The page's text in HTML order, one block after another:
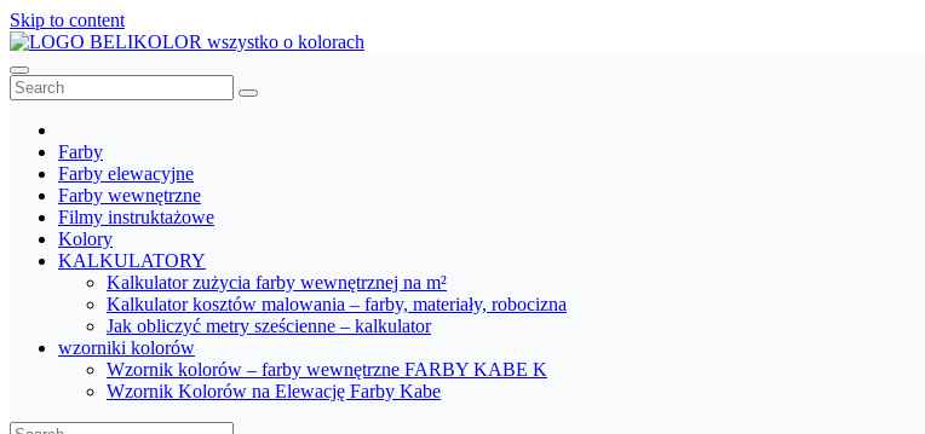
Skip to content
BELIKOLOR
Wszystko o kolorach
Farby
Farby elewacyjne
Farby wewnętrzne
Filmy instruktażowe
Kolory
KALKULATORY
Kalkulator zużycia farby wewnętrznej na m²
Kalkulator kosztów malowania – farby, materiały, robocizna
Jak obliczyć metry sześcienne – kalkulator
wzorniki kolorów
Wzornik kolorów – farby wewnętrzne FARBY KABE K
Wzornik Kolorów na Elewację Farby Kabe